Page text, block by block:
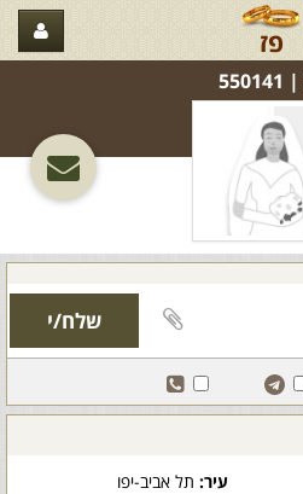
פז
עיר:תל אביב-יפו